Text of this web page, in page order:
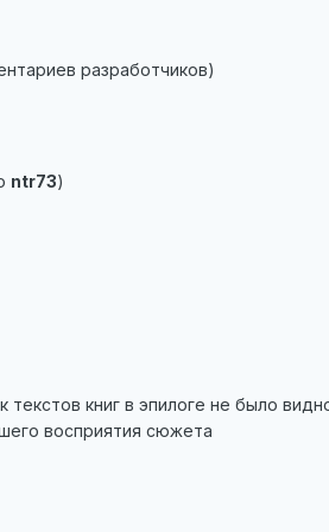
разработчиков)
ntr73)
текстов книг в эпилоге не было
восприятия сюжета